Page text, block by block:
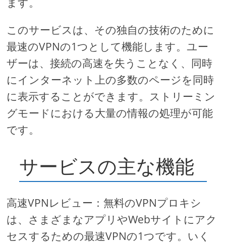
このサービスは、その独自の技術のために
最速のVPNの1つとして機能します。ユー
ザーは、接続の高速を失うことなく、同時
にインターネット上の多数のページを同時
に表示することができます。ストリーミン
グモードにおける大量の情報の処理が可能
です。
サービスの主な機能
高速VPNレビュー：無料のVPNプロキシ
は、さまざまなアプリやWebサイトにアク
セスするための最速VPNの1つです。いく